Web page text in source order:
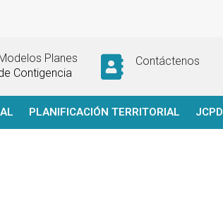
Planes
Contigencia
Contáctenos
PLANIFICACIÓN TERRITORIAL JCPD